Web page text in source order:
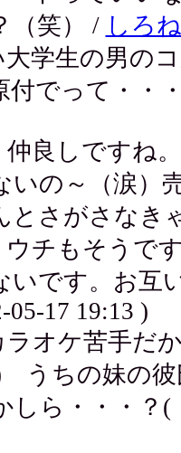
（笑） / しろ
学生の男の
付でって・
仲良しですね
いの～（涙）
とさがさなき
ウチもそうで
いです。お互
05-17 19:13 )
ラオケ苦手だ
うちの妹の
しら・・・？(